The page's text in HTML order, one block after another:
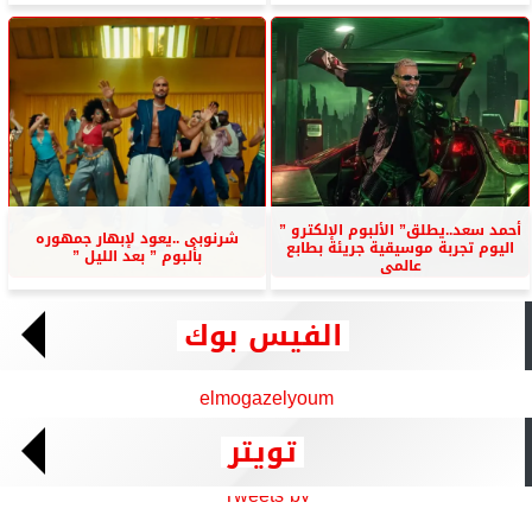
أحمد سعد..يطلق” الألبوم الإلكترو ”
اليوم تجربة موسيقية جريئة بطابع
عالمى
شرنوبى ..يعود لإبهار جمهوره
بألبوم ” بعد الليل ”
الفيس بوك
elmogazelyoum
تويتر
Tweets by